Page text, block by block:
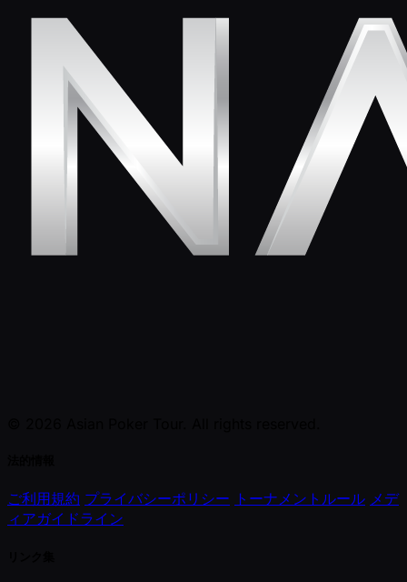
ご利用規約 プライバシーポリシー トーナメントルール メデ
ィアガイドライン